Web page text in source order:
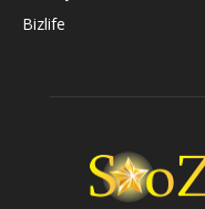
Bizlife